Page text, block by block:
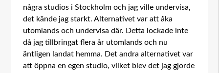
några studios i Stockholm och jag ville undervisa,
det kände jag starkt. Alternativet var att åka
utomlands och undervisa där. Detta lockade inte
då jag tillbringat flera år utomlands och nu
äntligen landat hemma. Det andra alternativet var
att öppna en egen studio, vilket blev det jag gjorde